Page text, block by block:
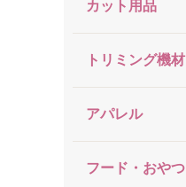
カット用品
トリミング機材
アパレル
フード・おやつ